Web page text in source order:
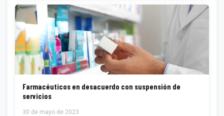
Farmacéuticos en desacuerdo con suspensión de
servicios
30 de mayo de 2023